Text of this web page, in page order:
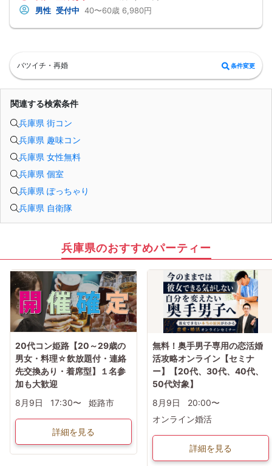
【注意事項】
・全国各地に募集しております。お相手の居住地はご自身の居住地と異なる場合
ご了承下さいませ。
・終了時刻は目安となります。正確な終了時刻はイベント開始時にスタッフより
ご案内いたします。
・直前の申込みや当日のキャンセルにより男女比が偏る可能性がございますこと
をご了承ください。
・最小催行人数 1対1、最大20名（男女比調整のため定員になる前にキャンセル待
・イベント開催時刻１時間前迄に最小催行人数に満たない場合は中止のご連絡を
男性 受付中 40〜60歳 6,980円
バツイチ・再婚 条件変更
関連する検索条件
兵庫県 街コン
兵庫県 趣味コン
兵庫県 女性無料
兵庫県 個室
兵庫県 ぽっちゃり
兵庫県 自衛隊
兵庫県のおすすめパーティー
20代コン姫路【20～29歳の
男女・料理☆飲放題付・連絡
先交換あり・着席型】１名参
加も大歓迎
8月9日
17:30〜 姫路市
詳細を見る
無料！奥手男子専用の恋活婚
活攻略オンライン【セミナ
ー】【20代、30代、40代、
50代対象】
8月9日
20:00〜
オンライン婚活
詳細を見る